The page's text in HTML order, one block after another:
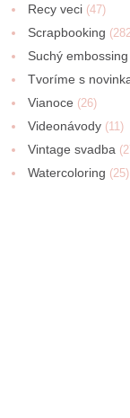
Recy veci (47)
Scrapbooking
Suchý
Tvoríme s
Vianoce (26)
Videonávody (11)
Vintage svadba
Watercoloring (25)